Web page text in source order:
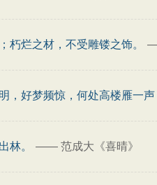
朽烂之材，不受雕镂之饰。
，好梦频惊，何处高楼雁一声
林。 —— 范成大《喜晴》